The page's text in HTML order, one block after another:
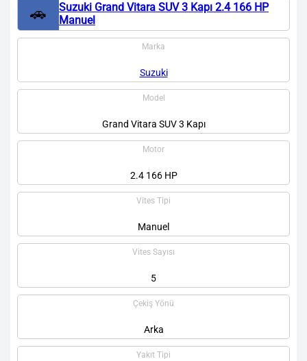
🚗
Suzuki Grand Vitara SUV 3 Kapı 2.4 166 HP
Manuel
Marka
Suzuki
Model
Grand Vitara SUV 3 Kapı
Motor
2.4 166 HP
Vites Tipi
Manuel
Vites Sayısı
5
Çekiş Yönü
Arka
Yakıt Tipi